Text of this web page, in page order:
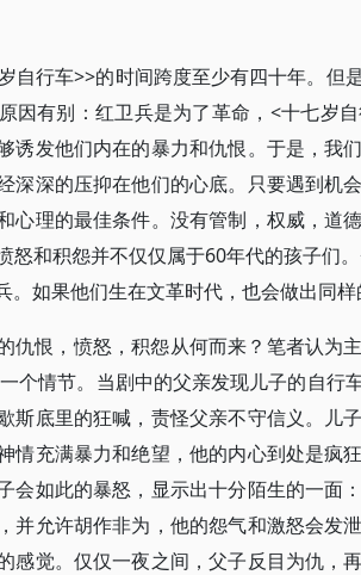
自行车>>的时间跨度至少有四十年。但
因有别：红卫兵是为了革命，<十七岁
诱发他们内在的暴力和仇恨。于是，我
深深的压抑在他们的心底。只要遇到机
心理的最佳条件。没有管制，权威，道
怒和积怨并不仅仅属于60年代的孩子们
如果他们生在文革时代，也会做出同样
仇恨，愤怒，积怨从何而来？笔者认为
个情节。当剧中的父亲发现儿子的自行
斯底里的狂喊，责怪父亲不守信义。儿
情充满暴力和绝望，他的内心到处是疯
会如此的暴怒，显示出十分陌生的一面
并允许胡作非为，他的怨气和激怒会发
感觉。仅仅一夜之间，父子反目为仇，